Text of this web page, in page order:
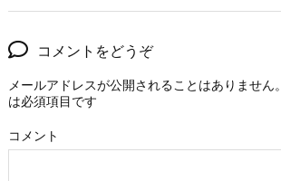
コメントをどうぞ
メールアドレスが公開されることはありません。
は必須項目です
コメント